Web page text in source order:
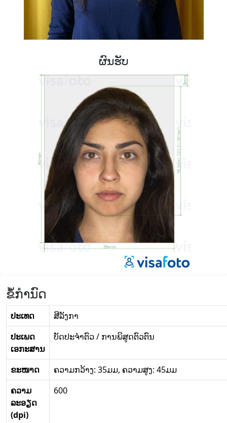
ຜົນຮັບ
ຂໍ້ກໍານົດ
ປະເທດ
ສີ​ລັງ​ກາ
ປະເພດ
ເອກະສານ
ບັດປະຈໍາຕົວ / ການພິສູດຕົວຕົນ
ຂະໜາດ
ຄວາມກວ້າງ: 35ມມ, ຄວາມສູງ: 45ມມ
ຄວາມ
ລະອຽດ
(dpi)
600